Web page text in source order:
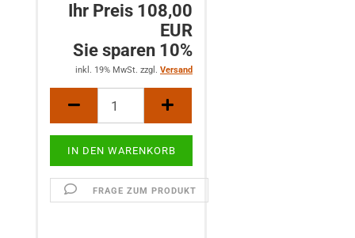
Ihr Preis 108,00
EUR
Sie sparen 10%
inkl. 19% MwSt. zzgl. Versand
FRAGE ZUM PRODUKT